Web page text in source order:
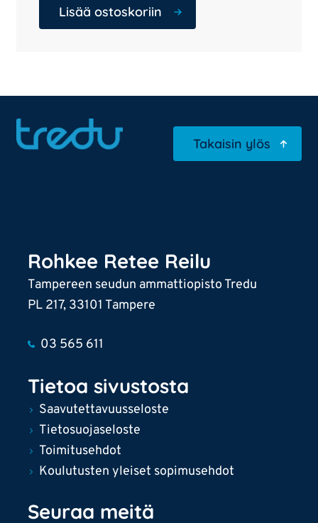
Lisää ostoskoriin
Takaisin ylös
Rohkee Retee Reilu
Tampereen seudun ammattiopisto Tredu
PL 217, 33101 Tampere
03 565 611
Tietoa sivustosta
Saavutettavuusseloste
Tietosuojaseloste
Toimitusehdot
Koulutusten yleiset sopimusehdot
Seuraa meitä